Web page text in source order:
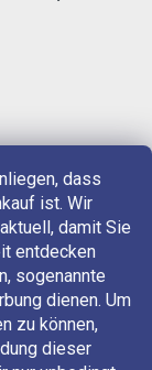
dass
ist. Wir
damit Sie
entdecken
sogenannte
dienen. Um
zu können,
dieser
Sie uns auf: